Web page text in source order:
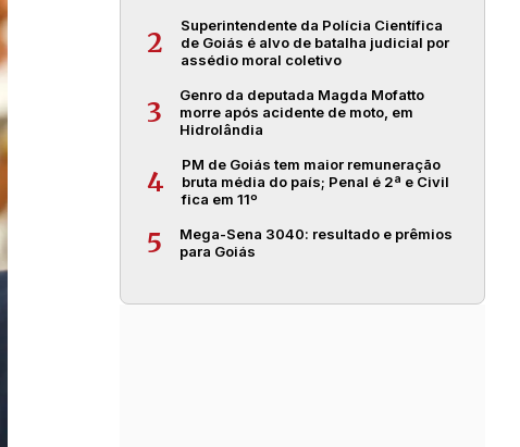
2
Superintendente da Polícia Científica
de Goiás é alvo de batalha judicial por
assédio moral coletivo
3
Genro da deputada Magda Mofatto
morre após acidente de moto, em
Hidrolândia
4
PM de Goiás tem maior remuneração
bruta média do país; Penal é 2ª e Civil
fica em 11º
5
Mega-Sena 3040: resultado e prêmios
para Goiás